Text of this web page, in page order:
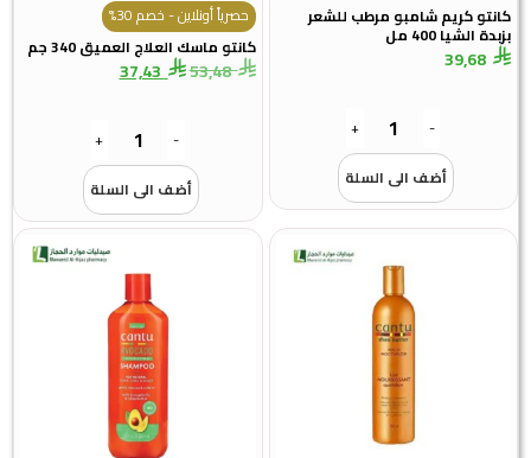
كانتو كريم شامبو مرطب للشعر
بزبدة الشيا 400 مل
39,68
-
+
أضف الى السلة
حصرياً أونلاين - خصم 30%
كانتو ماسك العلاج العميق 340 جم
53,48
37,43
-
+
أضف الى السلة